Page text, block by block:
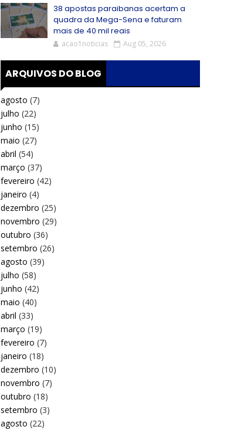
38 apostas paraibanas acertam a
quadra da Mega-Sena e faturam
mais de 40 mil reais
acao1noticias Aug 05, 2026
ARQUIVOS DO BLOG
agosto (7)
julho (22)
junho (15)
maio (27)
abril (54)
março (37)
fevereiro (42)
janeiro (4)
dezembro (25)
novembro (29)
outubro (36)
setembro (26)
agosto (39)
julho (58)
junho (42)
maio (40)
abril (33)
março (19)
fevereiro (7)
janeiro (18)
dezembro (10)
novembro (7)
outubro (18)
setembro (3)
agosto (22)